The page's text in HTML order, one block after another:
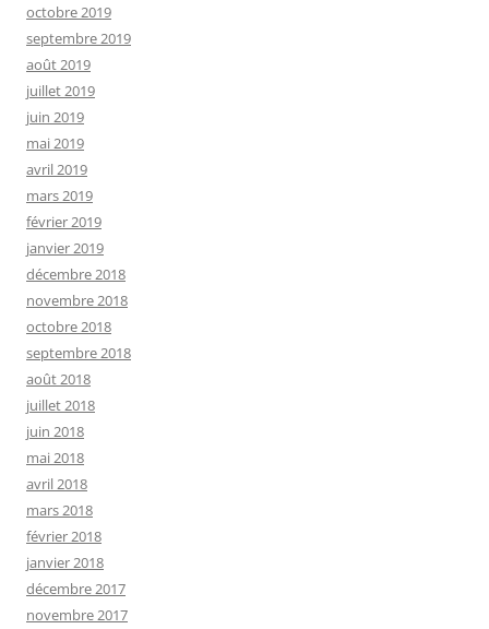
octobre 2019
septembre 2019
août 2019
juillet 2019
juin 2019
mai 2019
avril 2019
mars 2019
février 2019
janvier 2019
décembre 2018
novembre 2018
octobre 2018
septembre 2018
août 2018
juillet 2018
juin 2018
mai 2018
avril 2018
mars 2018
février 2018
janvier 2018
décembre 2017
novembre 2017